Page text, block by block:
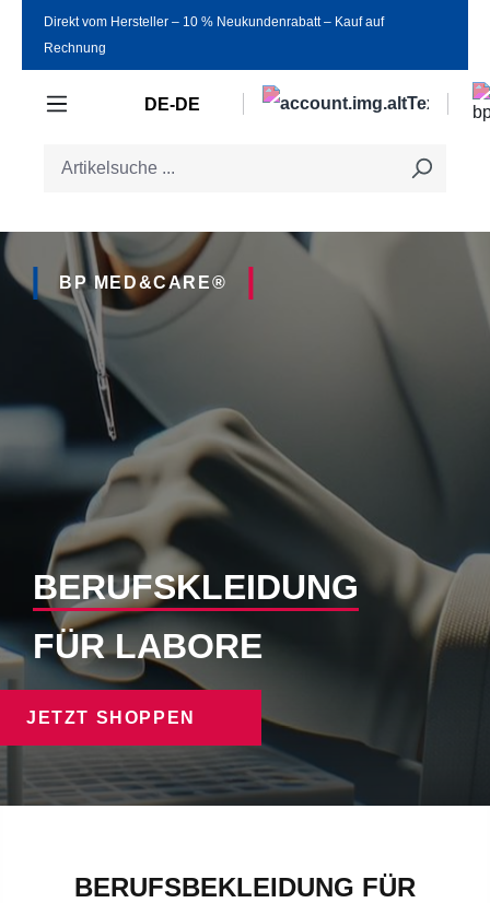
Zum Hauptinhalt springen
Direkt vom Hersteller ‒ 10 % Neukundenrabatt ‒ Kauf auf
Rechnung
DE-DE
BP MED&CARE®
BERUFSKLEIDUNG
FÜR LABORE
JETZT SHOPPEN
BERUFSBEKLEIDUNG FÜR